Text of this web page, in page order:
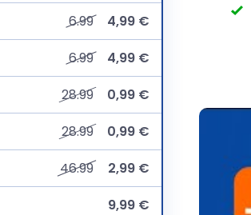
6.99
4,99 €
6.99
4,99 €
28.99
0,99 €
28.99
0,99 €
46.99
2,99 €
9,99 €